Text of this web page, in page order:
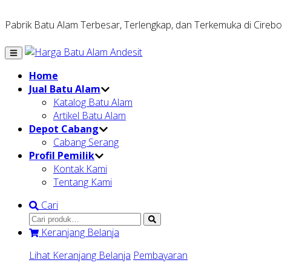
Pabrik Batu Alam Terbesar, Terlengkap, dan Terkemuka di
Home
Jual Batu Alam
Katalog Batu Alam
Artikel Batu Alam
Depot Cabang
Cabang Serang
Profil Pemilik
Kontak Kami
Tentang Kami
Cari
Keranjang Belanja
Lihat Keranjang Belanja Pembayaran